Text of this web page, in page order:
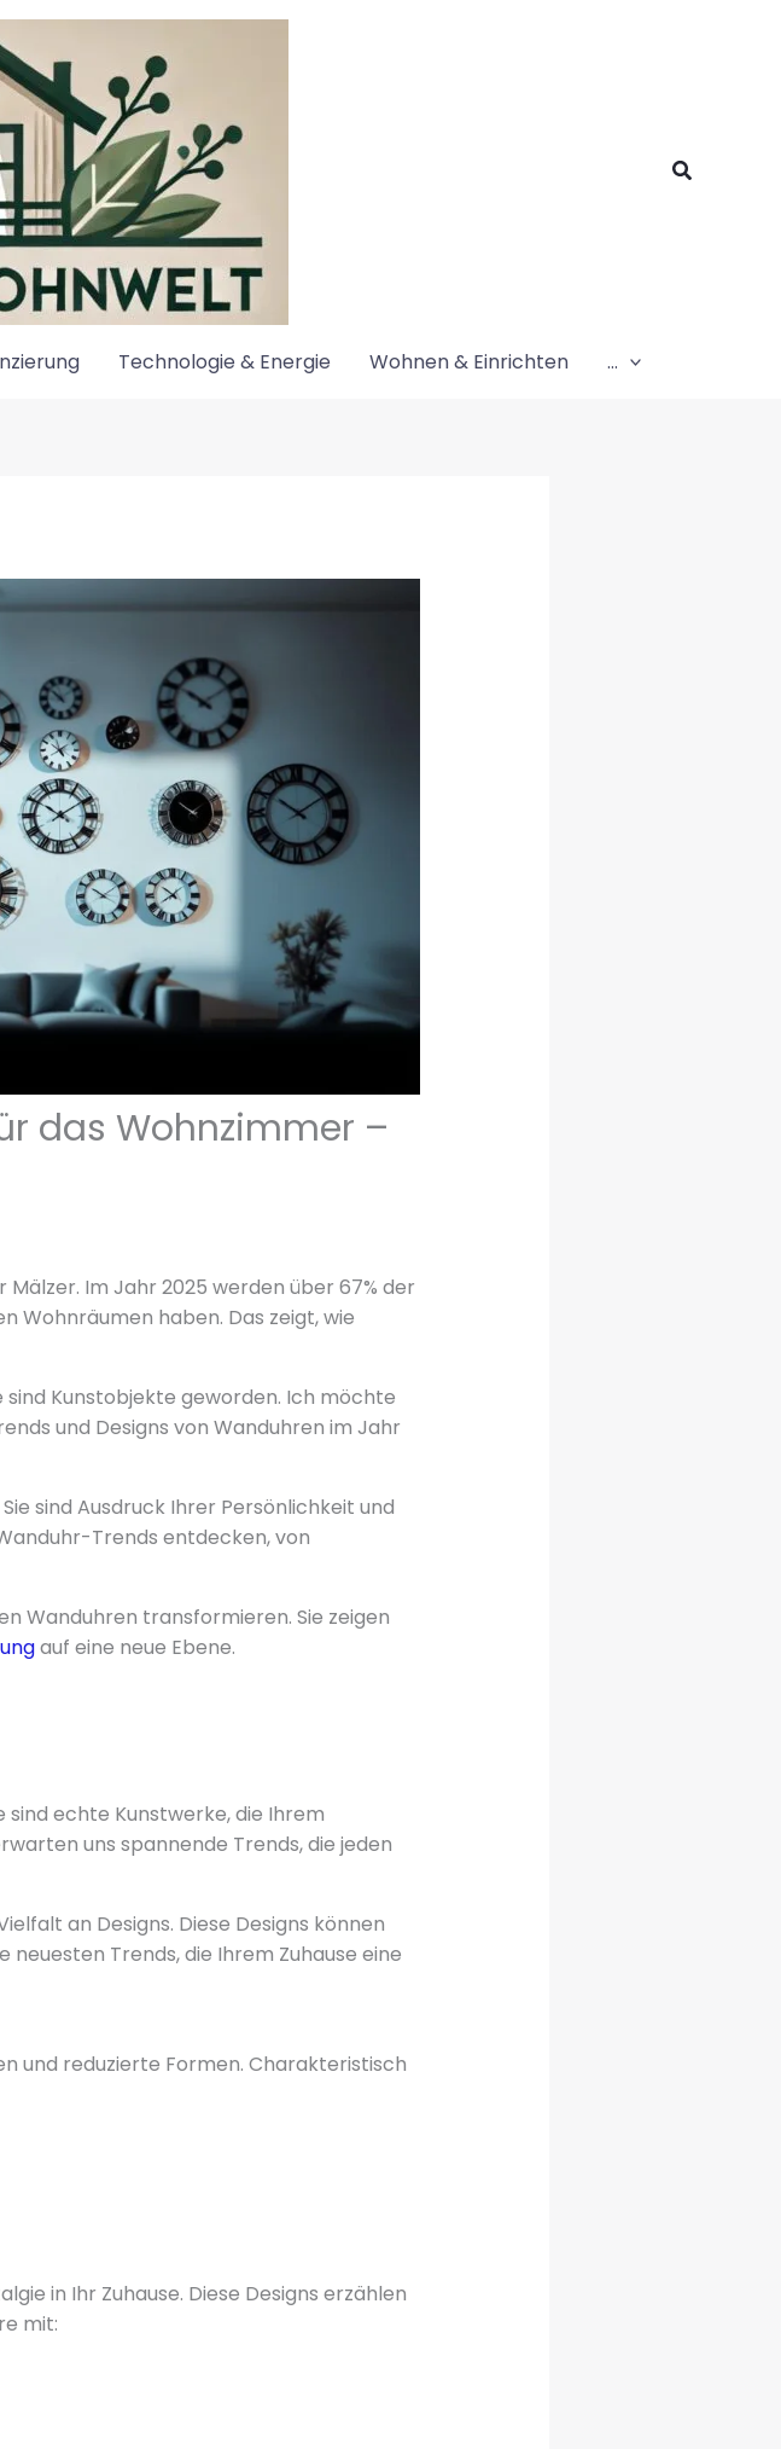
Suchen
Technologie & Energie Wohnen & Einrichten …
das Wohnzimmer –
Im Jahr 2025 werden über 67% der
Wohnräumen haben. Das zeigt, wie
sind Kunstobjekte geworden. Ich möchte
und Designs von Wanduhren im Jahr
Sie sind Ausdruck Ihrer Persönlichkeit und
Trends entdecken, von
Wanduhren transformieren. Sie zeigen
auf eine neue Ebene.
sind echte Kunstwerke, die Ihrem
uns spannende Trends, die jeden
an Designs. Diese Designs können
neuesten Trends, die Ihrem Zuhause eine
und reduzierte Formen. Charakteristisch
in Ihr Zuhause. Diese Designs erzählen
mit: